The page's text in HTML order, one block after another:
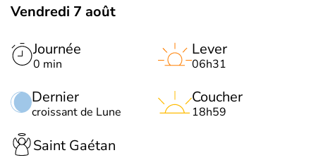
Vendredi 7 août
Journée
0 min
Dernier
croissant de Lune
Lever
06h31
Coucher
18h59
Saint Gaétan